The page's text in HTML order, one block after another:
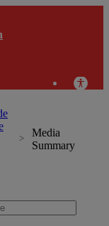
Media
Summary